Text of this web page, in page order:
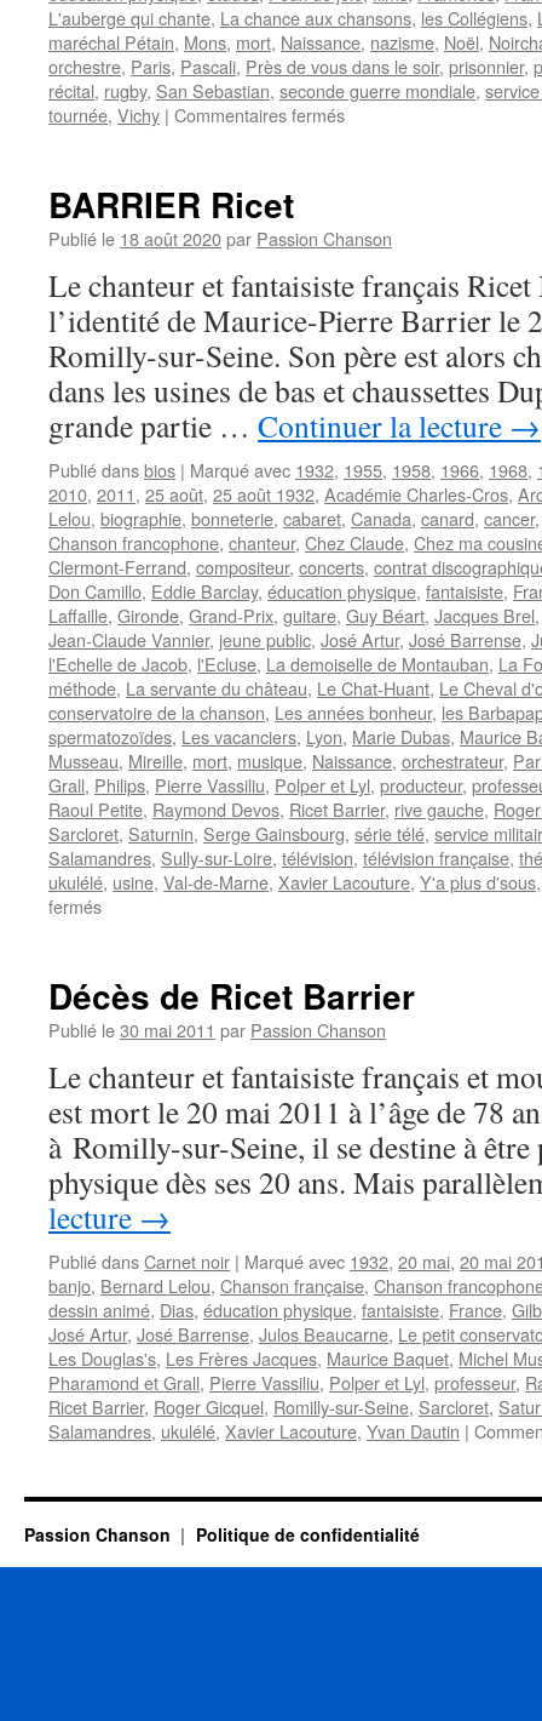
L'auberge qui chante, La chance aux chansons, les Collégiens,
maréchal Pétain, Mons, mort, Naissance, nazisme, Noël,
orchestre, Paris, Pascali, Près de vous dans le soir, prisonnier,
récital, rugby, San Sebastian, seconde guerre mondiale,
tournée, Vichy | Commentaires ferméssur
BARRIER Ricet
Publié le 18 août 2020par Passion Chanson
Le chanteur et fantaisiste français
l’identité de Maurice-Pierre Barrier le
Romilly-sur-Seine. Son père est alors
dans les usines de bas et chaussettes
grande partie … Continuer la lecture →
Publié dansbios | Marqué avec 1932, 1955, 1958, 1966, 1968,
2010, 2011, 25 août, 25 août 1932, Académie Charles-Cros,
Lelou, biographie, bonneterie, cabaret, Canada, canard, cancer
Chanson francophone, chanteur, Chez Claude, Chez ma
Clermont-Ferrand, compositeur, concerts, contrat
Don Camillo, Eddie Barclay, éducation physique, fantaisiste,
Laffaille, Gironde, Grand-Prix, guitare, Guy Béart, Jacques Brel
Jean-Claude Vannier, jeune public, José Artur, José Barrense,
l'Echelle de Jacob, l'Ecluse, La demoiselle de Montauban, La
méthode, La servante du château, Le Chat-Huant, Le Cheval
conservatoire de la chanson, Les années bonheur, les
spermatozoïdes, Les vacanciers, Lyon, Marie Dubas, Maurice
Musseau, Mireille, mort, musique, Naissance, orchestrateur,
Grall, Philips, Pierre Vassiliu, Polper et Lyl, producteur,
Raoul Petite, Raymond Devos, Ricet Barrier, rive gauche,
Sarcloret, Saturnin, Serge Gainsbourg, série télé, service
Salamandres, Sully-sur-Loire, télévision, télévision française,
ukulélé, usine, Val-de-Marne, Xavier Lacouture, Y'a plus d'sous
ferméssur
Décès de Ricet Barrier
Publié le30 mai 2011 par Passion Chanson
Le chanteur et fantaisiste français et
est mort le 20 mai 2011 à l’âge de 78
à Romilly-sur-Seine, il se destine à être
physique dès ses 20 ans. Mais
lecture →
Publié dansCarnet noir | Marqué avec 1932, 20 mai, 20 mai
banjo, Bernard Lelou, Chanson française, Chanson
dessin animé, Dias, éducation physique, fantaisiste, France,
José Artur, José Barrense, Julos Beaucarne, Le petit
Les Douglas's, Les Frères Jacques, Maurice Baquet, Michel
Pharamond et Grall, Pierre Vassiliu, Polper et Lyl, professeur,
Ricet Barrier, Roger Gicquel, Romilly-sur-Seine, Sarcloret,
Salamandres, ukulélé, Xavier Lacouture, Yvan Dautin |
Passion Chanson Politique de confidentialité